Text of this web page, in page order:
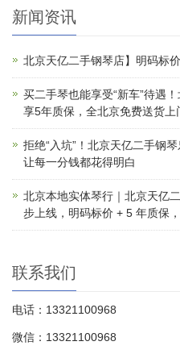
新闻资讯
北京天亿二手钢琴店】明码标
买二手琴也能享受“新车”待遇
享5年质保，全北京免费送货上
拒绝“入坑”！北京天亿二手钢
让每一分钱都花得明白
北京本地实体琴行｜北京天亿
步上线，明码标价 + 5 年质保
联系我们
电话：13321100968
微信：13321100968